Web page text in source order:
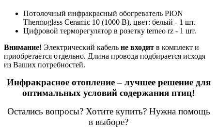
Потолочный инфракрасный обогреватель PION
Thermoglass Ceramic 10 (1000 В), цвет: белый - 1 шт.
Цифровой терморегулятор в розетку terneo rz - 1 шт.
Внимание! Электрический кабель не входит в комплект и
приобретается отдельно. Длина провода подбирается исходя
из Ваших потребностей.
Инфракрасное отопление – лучшее решение для
оптимальных условий содержания птиц!
Остались вопросы? Хотите купить? Нужна помощь
в выборе?